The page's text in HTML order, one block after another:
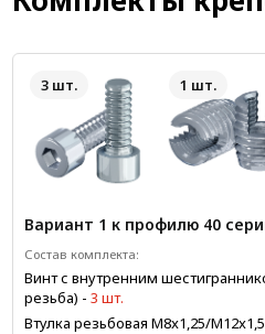
3 шт. 1 шт.
Вариант 1 к профилю 40
Состав комплекта:
Винт с внутренним
резьба) - 3 шт.
Втулка резьбовая М8x1,25/М12x1,5